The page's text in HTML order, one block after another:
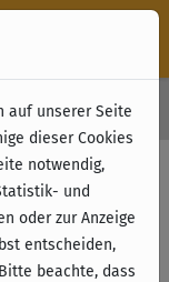
Deutschlands)
auf unserer Seite
dieser Cookies
notwendig,
und
oder zur Anzeige
entscheiden,
beachte, dass